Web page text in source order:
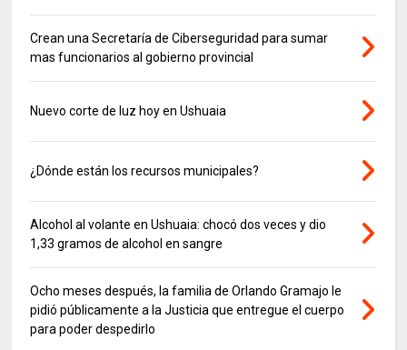
Crean una Secretaría de Ciberseguridad para sumar
mas funcionarios al gobierno provincial
Nuevo corte de luz hoy en Ushuaia
¿Dónde están los recursos municipales?
Alcohol al volante en Ushuaia: chocó dos veces y dio
1,33 gramos de alcohol en sangre
Ocho meses después, la familia de Orlando Gramajo le
pidió públicamente a la Justicia que entregue el cuerpo
para poder despedirlo